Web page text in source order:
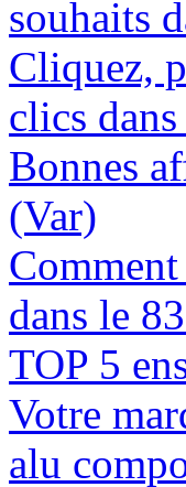
souhaits
Cliquez,
clics
Bonnes
(Var)
dans le
TOP 5
Votre
alu